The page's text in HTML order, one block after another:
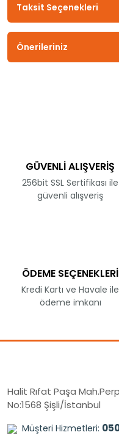
Taksit Seçenekleri
Önerileriniz
GÜVENLİ ALIŞVERİŞ
256bit SSL Sertifikası ile
güvenli alışveriş
ÖDEME SEÇENEKLERİ
Kredi Kartı ve Havale ile
ödeme imkanı
Halit Rıfat Paşa
No:1568 Şişli/İstanbul
Müşteri Hizmetleri: